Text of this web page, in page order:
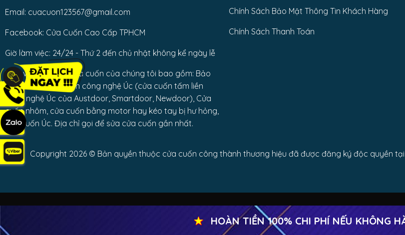
Email: cuacuon123567@gmail.com
Facebook: Cửa Cuốn Cao Cấp TPHCM
Giờ làm việc: 24/24 - Thứ 2 đến chủ nhật không kể ngày lễ
Dịch vụ sửa chữa cửa cuốn của chúng tôi bao gồm: Bảo
trì các loại cửa cuốn công nghệ Úc (cửa cuốn tấm liền
công nghệ Úc của Austdoor, Smartdoor, Newdoor), Cửa
cuốn nhôm, cửa cuốn bằng motor hay kéo tay bị hư hỏng,
cửa cuốn Úc. Địa chỉ gọi để sửa cửa cuốn gần nhất.
Chính Sách Bảo Mật Thông Tin Khách Hàng
Chính Sách Thanh Toán
Copyright 2026 © Bản quyền thuộc cửa cuốn công thành thương hiệu đã được đăng ký độc quyền
HOÀN TIỀN 100% CHI PHÍ NẾU KHÔNG HÀI
Copyright 2026 ©Cửa cuốn Công Thành